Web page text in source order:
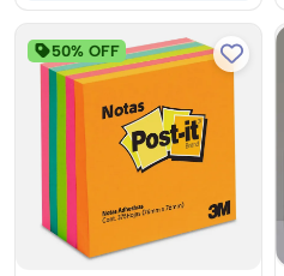
50% OFF